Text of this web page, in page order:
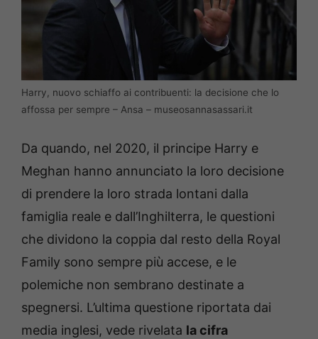
Harry, nuovo schiaffo ai contribuenti: la decisione che lo
affossa per sempre – Ansa – museosannasassari.it
Da quando, nel 2020, il principe Harry e
Meghan hanno annunciato la loro decisione
di prendere la loro strada lontani dalla
famiglia reale e dall’Inghilterra, le questioni
che dividono la coppia dal resto della Royal
Family sono sempre più accese, e le
polemiche non sembrano destinate a
spegnersi. L’ultima questione riportata dai
media inglesi, vede rivelata la cifra